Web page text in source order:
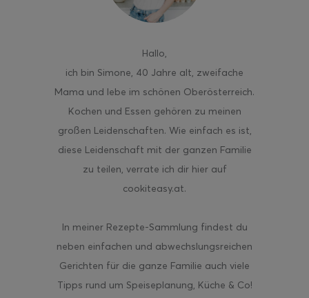
Hallo,
ich bin Simone, 40 Jahre alt, zweifache
Mama und lebe im schönen Oberösterreich.
Kochen und Essen gehören zu meinen
großen Leidenschaften. Wie einfach es ist,
diese Leidenschaft mit der ganzen Familie
zu teilen, verrate ich dir hier auf
cookiteasy.at.
In meiner Rezepte-Sammlung findest du
neben einfachen und abwechslungsreichen
Gerichten für die ganze Familie auch viele
Tipps rund um Speiseplanung, Küche & Co!